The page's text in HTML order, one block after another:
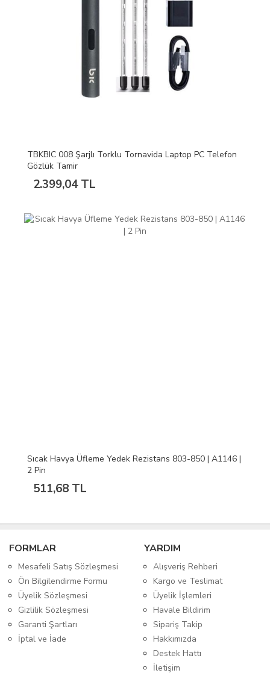
TBKBIC 008 Şarjlı Torklu Tornavida Laptop PC Telefon
Gözlük Tamir
2.399,04 TL
Sıcak Havya Üfleme Yedek Rezistans 803-850 | A1146 |
2 Pin
511,68 TL
FORMLAR
Mesafeli Satış Sözleşmesi
Ön Bilgilendirme Formu
Üyelik Sözleşmesi
Gizlilik Sözleşmesi
Garanti Şartları
İptal ve İade
YARDIM
Alışveriş Rehberi
Kargo ve Teslimat
Üyelik İşlemleri
Havale Bildirim
Sipariş Takip
Hakkımızda
Destek Hattı
İletişim